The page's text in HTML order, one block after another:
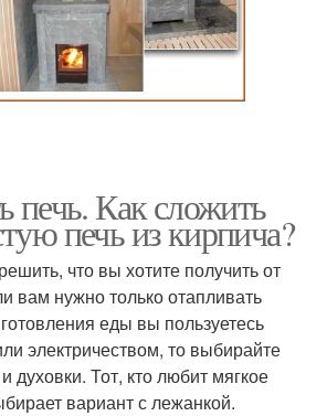
печь. Как сложить
печь из кирпича?
что вы хотите получить от
вам нужно только отапливать
еды вы пользуетесь
электричеством, то выбирайте
духовки. Тот, кто любит мягкое
вариант с лежанкой.